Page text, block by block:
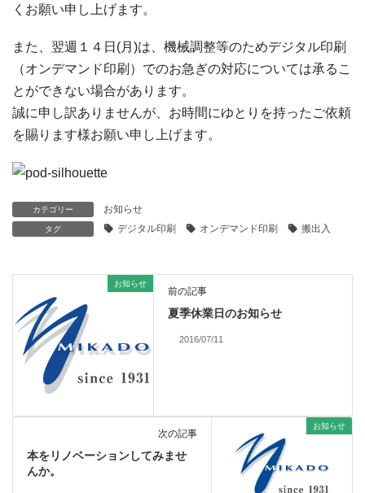
くお願い申し上げます。
また、翌週１４日(月)は、機械調整等のためデジタル印刷
（オンデマンド印刷）でのお急ぎの対応については承るこ
とができない場合があります。
誠に申し訳ありませんが、お時間にゆとりを持ったご依頼
を賜ります様お願い申し上げます。
カテゴリー お知らせ
タグ デジタル印刷 オンデマンド印刷 搬出入
お知らせ
前の記事
夏季休業日のお知らせ
2016/07/11
お知らせ
次の記事
本をリノベーションしてみませ
んか。